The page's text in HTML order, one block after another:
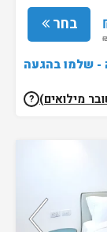
בחר
- שלמו בהגעה
מילואים) ?